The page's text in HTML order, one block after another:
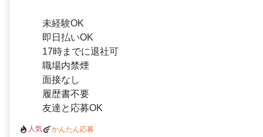
未経験OK
即日払いOK
17時までに退社可
職場内禁煙
面接なし
履歴書不要
友達と応募OK
人気 かんたん応募